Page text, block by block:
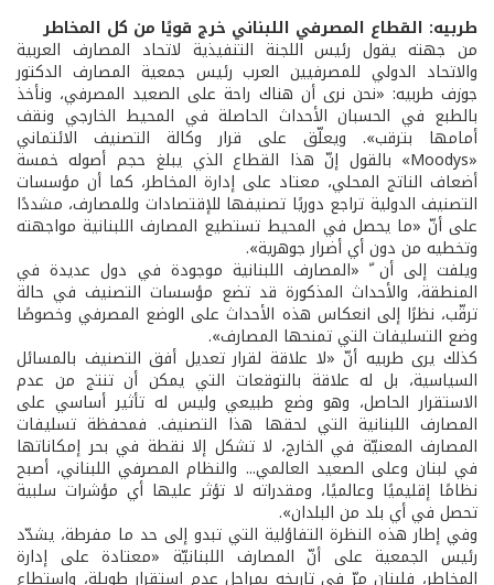
طربيه: القطاع المصرفي اللبناني خرج قويًا من كل المخاطر
من جهته يقول رئيس اللجنة التنفيذية لاتحاد المصارف العربية
والاتحاد الدولي للمصرفيين العرب رئيس جمعية المصارف الدكتور
جوزف طربيه: «نحن نرى أن هناك راحة على الصعيد المصرفي، ونأخذ
بالطبع في الحسبان الأحداث الحاصلة في المحيط الخارجي ونقف
أمامها بترقب». ويعلّق على قرار وكالة التصنيف الائتماني
«Moodys» بالقول إنّ هذا القطاع الذي يبلغ حجم أصوله خمسة
أضعاف الناتج المحلي، معتاد على إدارة المخاطر، كما أن مؤسسات
التصنيف الدولية تراجع دوريًا تصنيفها للإقتصادات وللمصارف، مشددًا
على أنّ «ما يحصل في المحيط تستطيع المصارف اللبنانية مواجهته
وتخطيه من دون أي أضرار جوهرية».
ويلفت إلى أن ّ «المصارف اللبنانية موجودة في دول عديدة في
المنطقة، والأحداث المذكورة قد تضع مؤسسات التصنيف في حالة
ترقّب، نظرًا إلى انعكاس هذه الأحداث على الوضع المصرفي وخصوصًا
وضع التسليفات التي تمنحها المصارف».
كذلك يرى طربيه أنّ «لا علاقة لقرار تعديل أفق التصنيف بالمسائل
السياسية، بل له علاقة بالتوقعات التي يمكن أن تنتج من عدم
الاستقرار الحاصل، وهو وضع طبيعي وليس له تأثير أساسي على
المصارف اللبنانية التي لحقها هذا التصنيف. فمحفظة تسليفات
المصارف المعنيّة في الخارج، لا تشكل إلا نقطة في بحر إمكاناتها
في لبنان وعلى الصعيد العالمي... والنظام المصرفي اللبناني، أصبح
نظامًا إقليميًا وعالميًا، ومقدراته لا تؤثر عليها أي مؤشرات سلبية
تحصل في أي بلد من البلدان».
وفي إطار هذه النظرة التفاؤلية التي تبدو إلى حد ما مفرطة، يشدّد
رئيس الجمعية على أنّ المصارف اللبنانيّة «معتادة على إدارة
المخاطر، فلبنان مرّ في تاريخه بمراحل عدم استقرار طويلة، واستطاع